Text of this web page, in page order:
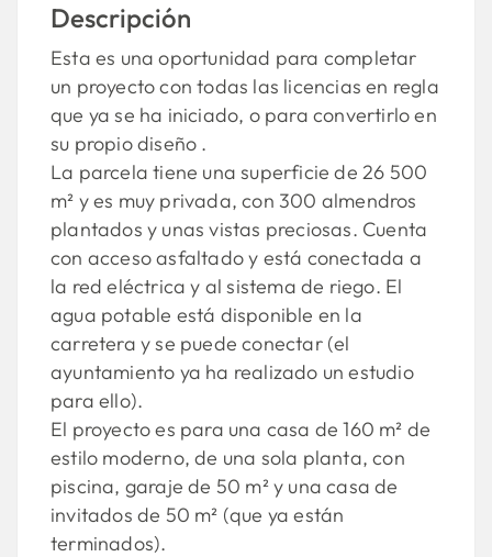
Descripción
Esta es una oportunidad para completar
un proyecto con todas las licencias en regla
que ya se ha iniciado, o para convertirlo en
su propio diseño .
La parcela tiene una superficie de 26 500
m² y es muy privada, con 300 almendros
plantados y unas vistas preciosas. Cuenta
con acceso asfaltado y está conectada a
la red eléctrica y al sistema de riego. El
agua potable está disponible en la
carretera y se puede conectar (el
ayuntamiento ya ha realizado un estudio
para ello).
El proyecto es para una casa de 160 m² de
estilo moderno, de una sola planta, con
piscina, garaje de 50 m² y una casa de
invitados de 50 m² (que ya están
terminados).